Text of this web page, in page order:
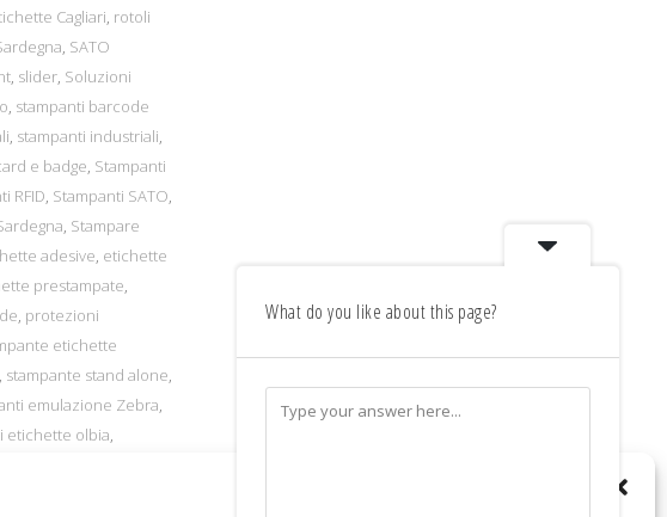
Cagliari, rotoli
, SATO
, slider, Soluzioni
, stampanti barcode
, stampanti industriali,
e badge, Stampanti
RFID, Stampanti SATO,
, Stampare
adesive, etichette
prestampate,
, protezioni
etichette
, stampante stand alone,
emulazione Zebra,
etichette olbia,
funebri
What do you like about this page?